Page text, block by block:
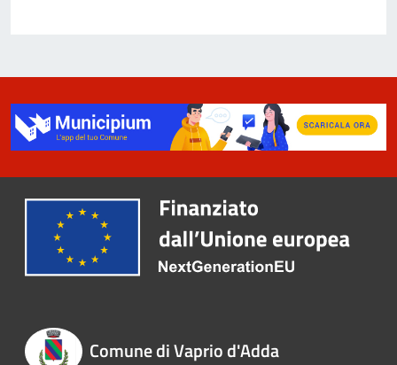
Comune di Vaprio d'Adda